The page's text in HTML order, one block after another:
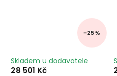
–25 %
Skladem u dodavatele
28 501 Kč